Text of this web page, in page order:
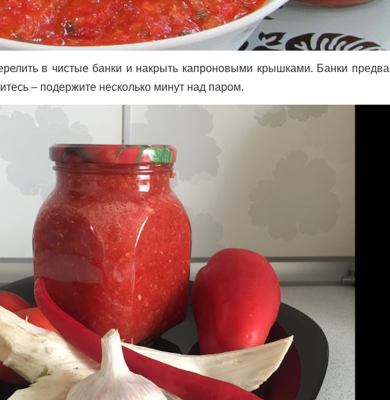
в чистые банки и накрыть капроновыми крышками. Банки
– подержите несколько минут над паром.